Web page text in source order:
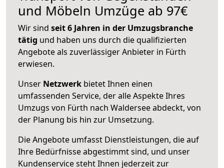
und Möbeln Umzüge ab 97€
Wir sind seit 6 Jahren in der Umzugsbranche
tätig und haben uns durch die qualifizierten
Angebote als zuverlässiger Anbieter in Fürth
erwiesen.
Unser Netzwerk bietet Ihnen einen
umfassenden Service, der alle Aspekte Ihres
Umzugs von Fürth nach Waldersee abdeckt, von
der Planung bis hin zur Umsetzung.
Die Angebote umfasst Dienstleistungen, die auf
Ihre Bedürfnisse abgestimmt sind, und unser
Kundenservice steht Ihnen jederzeit zur